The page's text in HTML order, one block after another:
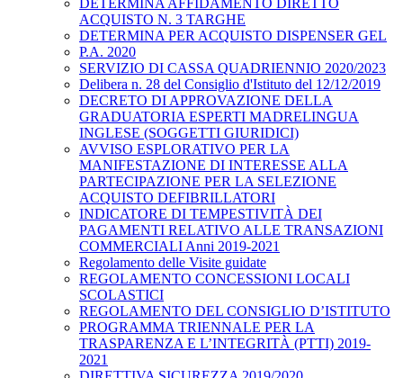
DETERMINA AFFIDAMENTO DIRETTO
ACQUISTO N. 3 TARGHE
DETERMINA PER ACQUISTO DISPENSER GEL
P.A. 2020
SERVIZIO DI CASSA QUADRIENNIO 2020/2023
Delibera n. 28 del Consiglio d'Istituto del 12/12/2019
DECRETO DI APPROVAZIONE DELLA
GRADUATORIA ESPERTI MADRELINGUA
INGLESE (SOGGETTI GIURIDICI)
AVVISO ESPLORATIVO PER LA
MANIFESTAZIONE DI INTERESSE ALLA
PARTECIPAZIONE PER LA SELEZIONE
ACQUISTO DEFIBRILLATORI
INDICATORE DI TEMPESTIVITÀ DEI
PAGAMENTI RELATIVO ALLE TRANSAZIONI
COMMERCIALI Anni 2019-2021
Regolamento delle Visite guidate
REGOLAMENTO CONCESSIONI LOCALI
SCOLASTICI
REGOLAMENTO DEL CONSIGLIO D’ISTITUTO
PROGRAMMA TRIENNALE PER LA
TRASPARENZA E L’INTEGRITÀ (PTTI) 2019-
2021